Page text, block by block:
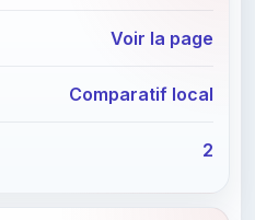
Voir la page
Comparatif local
2